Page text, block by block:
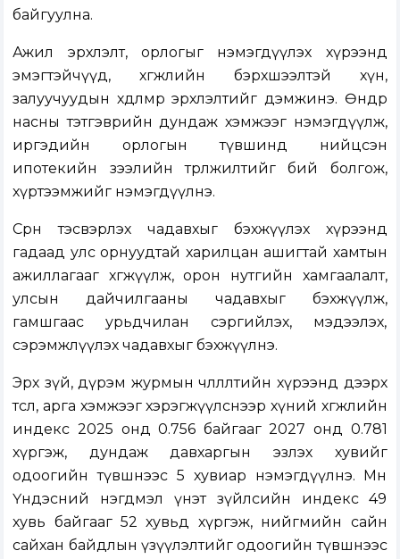
байгуулна.
Ажил эрхлэлт, орлогыг нэмэгдүүлэх хүрээнд
эмэгтэйчүүд, хөгжлийн бэрхшээлтэй хүн,
залуучуудын хөдөлмөр эрхлэлтийг дэмжинэ. Өндөр
насны тэтгэврийн дундаж хэмжээг нэмэгдүүлж,
иргэдийн орлогын түвшинд нийцсэн
ипотекийн зээлийн төрөлжилтийг бий болгож,
хүртээмжийг нэмэгдүүлнэ.
Сөрөн тэсвэрлэх чадавхыг бэхжүүлэх хүрээнд
гадаад улс орнуудтай харилцан ашигтай хамтын
ажиллагааг хөгжүүлж, орон нутгийн хамгаалалт,
улсын дайчилгааны чадавхыг бэхжүүлж,
гамшгаас урьдчилан сэргийлэх, мэдээлэх,
сэрэмжлүүлэх чадавхыг бэхжүүлнэ.
Эрх зүй, дүрэм журмын чөлөөлөлтийн хүрээнд дээрх
төсөл, арга хэмжээг хэрэгжүүлснээр хүний хөгжлийн
индекс 2025 онд 0.756 байгааг 2027 онд 0.781
хүргэж, дундаж давхаргын эзлэх хувийг
одоогийн түвшнээс 5 хувиар нэмэгдүүлнэ. Мөн
Үндэсний нэгдмэл үнэт зүйлсийн индекс 49
хувь байгааг 52 хувьд хүргэж, нийгмийн сайн
сайхан байдлын үзүүлэлтийг одоогийн түвшнээс